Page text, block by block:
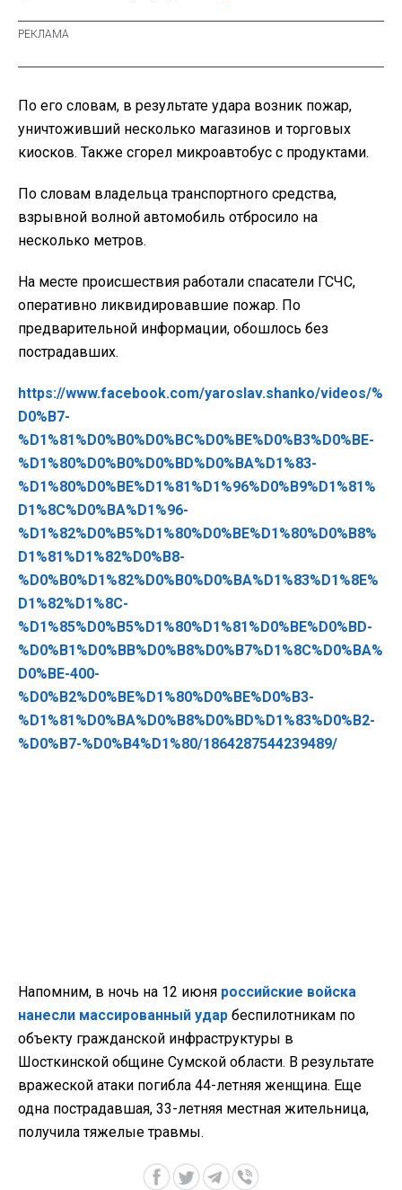
По его словам, в результате удара возник пожар,
уничтоживший несколько магазинов и торговых
киосков. Также сгорел микроавтобус с продуктами.
По словам владельца транспортного средства,
взрывной волной автомобиль отбросило на
несколько метров.
На месте происшествия работали спасатели ГСЧС,
оперативно ликвидировавшие пожар. По
предварительной информации, обошлось без
пострадавших.
https://www.facebook.com/yaroslav.shanko/videos/%
D0%B7-
%D1%81%D0%B0%D0%BC%D0%BE%D0%B3%D0%BE-
%D1%80%D0%B0%D0%BD%D0%BA%D1%83-
%D1%80%D0%BE%D1%81%D1%96%D0%B9%D1%81%
D1%8C%D0%BA%D1%96-
%D1%82%D0%B5%D1%80%D0%BE%D1%80%D0%B8%
D1%81%D1%82%D0%B8-
%D0%B0%D1%82%D0%B0%D0%BA%D1%83%D1%8E%
D1%82%D1%8C-
%D1%85%D0%B5%D1%80%D1%81%D0%BE%D0%BD-
%D0%B1%D0%BB%D0%B8%D0%B7%D1%8C%D0%BA%
D0%BE-400-
%D0%B2%D0%BE%D1%80%D0%BE%D0%B3-
%D1%81%D0%BA%D0%B8%D0%BD%D1%83%D0%B2-
%D0%B7-%D0%B4%D1%80/1864287544239489/
Напомним, в ночь на 12 июня российские войска
нанесли массированный удар беспилотникам по
объекту гражданской инфраструктуры в
Шосткинской общине Сумской области. В результате
вражеской атаки погибла 44-летняя женщина. Еще
одна пострадавшая, 33-летняя местная жительница,
получила тяжелые травмы.